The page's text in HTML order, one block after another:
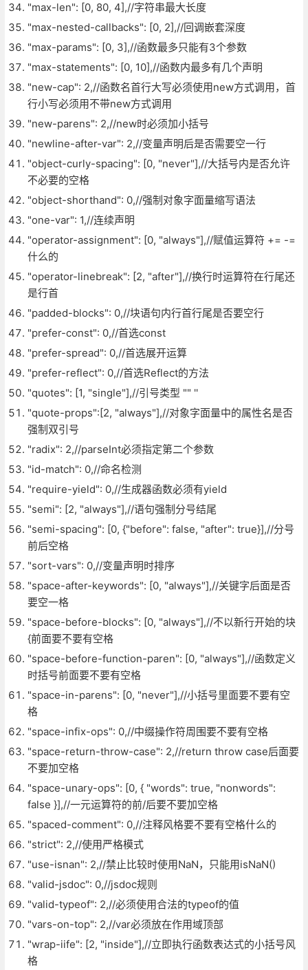
"max-len": [0, 80, 4],//字符串最大长度
"max-nested-callbacks": [0, 2],//回调嵌套深度
"max-params": [0, 3],//函数最多只能有3个参数
"max-statements": [0, 10],//函数内最多有几个声明
"new-cap": 2,//函数名首行大写必须使用new方式调用，首
行小写必须用不带new方式调用
"new-parens": 2,//new时必须加小括号
"newline-after-var": 2,//变量声明后是否需要空一行
"object-curly-spacing": [0, "never"],//大括号内是否允许
不必要的空格
"object-shorthand": 0,//强制对象字面量缩写语法
"one-var": 1,//连续声明
"operator-assignment": [0, "always"],//赋值运算符 += -=
什么的
"operator-linebreak": [2, "after"],//换行时运算符在行尾还
是行首
"padded-blocks": 0,//块语句内行首行尾是否要空行
"prefer-const": 0,//首选const
"prefer-spread": 0,//首选展开运算
"prefer-reflect": 0,//首选Reflect的方法
"quotes": [1, "single"],//引号类型 "" ''
"quote-props":[2, "always"],//对象字面量中的属性名是否
强制双引号
"radix": 2,//parseInt必须指定第二个参数
"id-match": 0,//命名检测
"require-yield": 0,//生成器函数必须有yield
"semi": [2, "always"],//语句强制分号结尾
"semi-spacing": [0, {"before": false, "after": true}],//分号
前后空格
"sort-vars": 0,//变量声明时排序
"space-after-keywords": [0, "always"],//关键字后面是否
要空一格
"space-before-blocks": [0, "always"],//不以新行开始的块
{前面要不要有空格
"space-before-function-paren": [0, "always"],//函数定义
时括号前面要不要有空格
"space-in-parens": [0, "never"],//小括号里面要不要有空
格
"space-infix-ops": 0,//中缀操作符周围要不要有空格
"space-return-throw-case": 2,//return throw case后面要
不要加空格
"space-unary-ops": [0, { "words": true, "nonwords":
false }],//一元运算符的前/后要不要加空格
"spaced-comment": 0,//注释风格要不要有空格什么的
"strict": 2,//使用严格模式
"use-isnan": 2,//禁止比较时使用NaN，只能用isNaN()
"valid-jsdoc": 0,//jsdoc规则
"valid-typeof": 2,//必须使用合法的typeof的值
"vars-on-top": 2,//var必须放在作用域顶部
"wrap-iife": [2, "inside"],//立即执行函数表达式的小括号风
格